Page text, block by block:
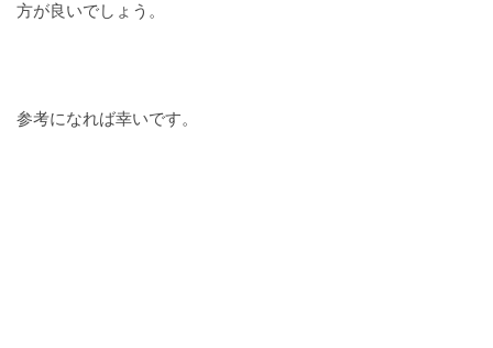
方が良いでしょう。
参考になれば幸いです。